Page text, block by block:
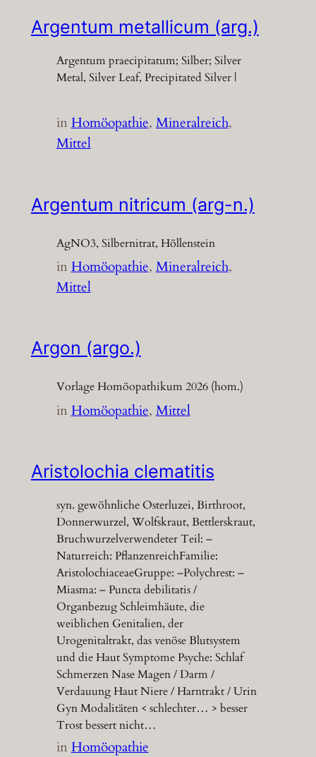
Argentum metallicum (arg.)
Argentum praecipitatum; Silber; Silver
Metal, Silver Leaf, Precipitated Silver |
inHomöopathie, Mineralreich
Mittel
Argentum nitricum (arg-n.)
AgNO3, Silbernitrat, Höllenstein
inHomöopathie, Mineralreich
Mittel
Argon (argo.)
Vorlage Homöopathikum 2026 (hom.)
inHomöopathie, Mittel
Aristolochia clematitis
syn. gewöhnliche Osterluzei, Birthroot,
Donnerwurzel, Wolfskraut, Bettlerskraut,
Bruchwurzelverwendeter Teil: –
Naturreich: PflanzenreichFamilie:
AristolochiaceaeGruppe: –Polychrest: –
Miasma: – Puncta debilitatis /
Organbezug Schleimhäute, die
weiblichen Genitalien, der
Urogenitaltrakt, das venöse Blutsystem
und die Haut Symptome Psyche: Schlaf
Schmerzen Nase Magen / Darm /
Verdauung Haut Niere / Harntrakt / Urin
Gyn Modalitäten < schlechter… > besser
Trost bessert nicht…
inHomöopathie